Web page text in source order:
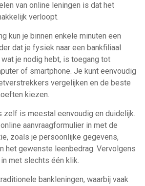
van online leningen is dat het
verloopt.
kun je binnen enkele minuten een
dat je fysiek naar een bankfiliaal
je nodig hebt, is toegang tot
of smartphone. Je kunt eenvoudig
vergelijken en de beste
kiezen.
zelf is meestal eenvoudig en duidelijk.
aanvraagformulier in met de
zoals je persoonlijke gegevens,
het gewenste leenbedrag. Vervolgens
met slechts één klik.
bankleningen, waarbij vaak